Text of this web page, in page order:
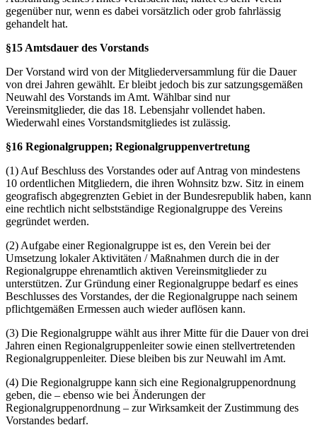
gegenüber nur, wenn es dabei vorsätzlich oder grob fahrlässig
gehandelt hat.
§15 Amtsdauer des Vorstands
Der Vorstand wird von der Mitgliederversammlung für die Dauer
von drei Jahren gewählt. Er bleibt jedoch bis zur satzungsgemäßen
Neuwahl des Vorstands im Amt. Wählbar sind nur
Vereinsmitglieder, die das 18. Lebensjahr vollendet haben.
Wiederwahl eines Vorstandsmitgliedes ist zulässig.
§16 Regionalgruppen; Regionalgruppenvertretung
(1) Auf Beschluss des Vorstandes oder auf Antrag von mindestens
10 ordentlichen Mitgliedern, die ihren Wohnsitz bzw. Sitz in einem
geografisch abgegrenzten Gebiet in der Bundesrepublik haben, kann
eine rechtlich nicht selbstständige Regionalgruppe des Vereins
gegründet werden.
(2) Aufgabe einer Regionalgruppe ist es, den Verein bei der
Umsetzung lokaler Aktivitäten / Maßnahmen durch die in der
Regionalgruppe ehrenamtlich aktiven Vereinsmitglieder zu
unterstützen. Zur Gründung einer Regionalgruppe bedarf es eines
Beschlusses des Vorstandes, der die Regionalgruppe nach seinem
pflichtgemäßen Ermessen auch wieder auflösen kann.
(3) Die Regionalgruppe wählt aus ihrer Mitte für die Dauer von drei
Jahren einen Regionalgruppenleiter sowie einen stellvertretenden
Regionalgruppenleiter. Diese bleiben bis zur Neuwahl im Amt.
(4) Die Regionalgruppe kann sich eine Regionalgruppenordnung
geben, die – ebenso wie bei Änderungen der
Regionalgruppenordnung – zur Wirksamkeit der Zustimmung des
Vorstandes bedarf.